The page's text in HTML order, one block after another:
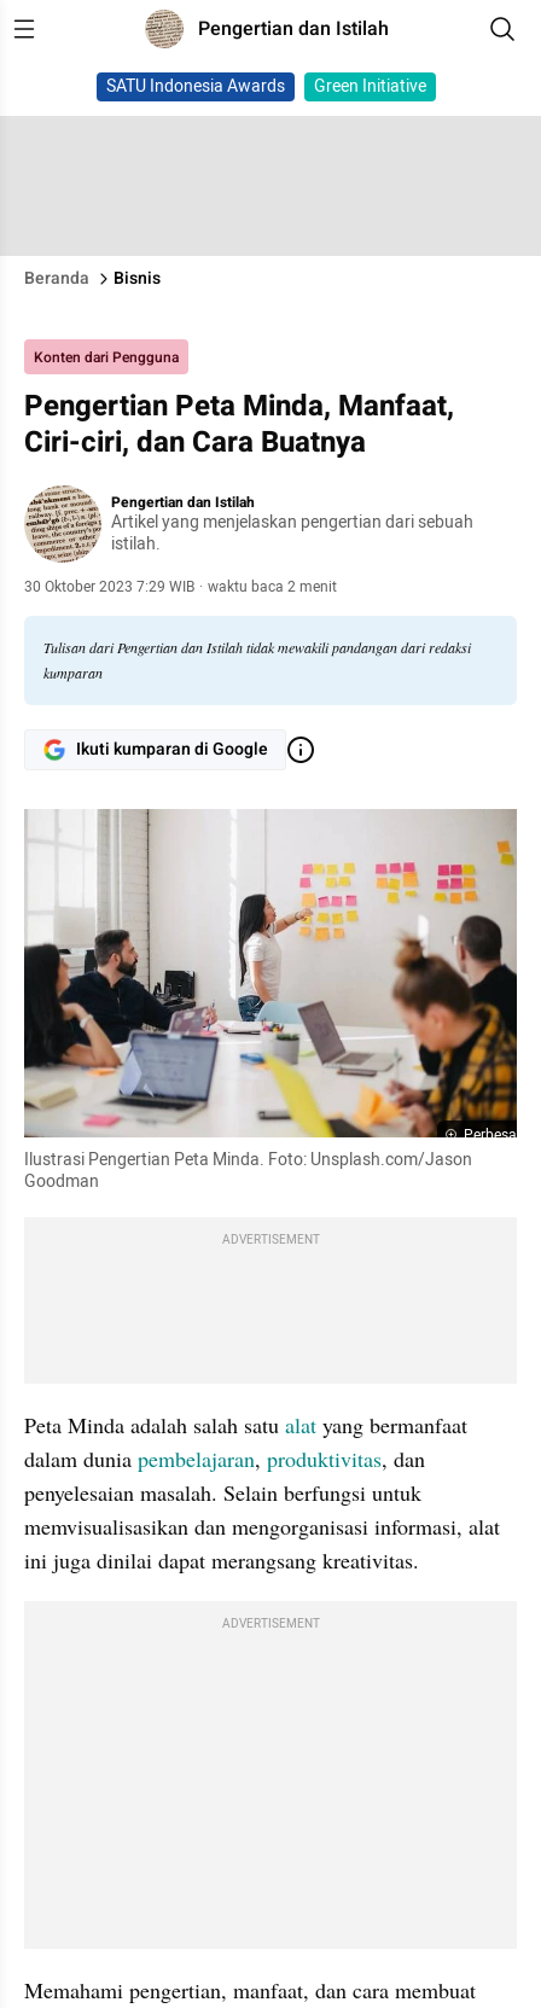
Pengertian dan Istilah
SATU Indonesia Awards Green Initiative
Beranda Bisnis
Konten dari Pengguna
Pengertian Peta Minda, Manfaat,
Ciri-ciri, dan Cara Buatnya
Pengertian dan Istilah
Artikel yang menjelaskan pengertian dari sebuah
istilah.
30 Oktober 2023 7:29 WIB · waktu baca 2 menit
Tulisan dari Pengertian dan Istilah tidak mewakili pandangan dari redaksi
kumparan
Ikuti kumparan di Google
Perbesar
Ilustrasi Pengertian Peta Minda. Foto: Unsplash.com/Jason
Goodman
ADVERTISEMENT
Peta Minda adalah salah satu alat yang bermanfaat
dalam dunia pembelajaran, produktivitas, dan
penyelesaian masalah. Selain berfungsi untuk
memvisualisasikan dan mengorganisasi informasi, alat
ini juga dinilai dapat merangsang kreativitas.
ADVERTISEMENT
Memahami pengertian, manfaat, dan cara membuat